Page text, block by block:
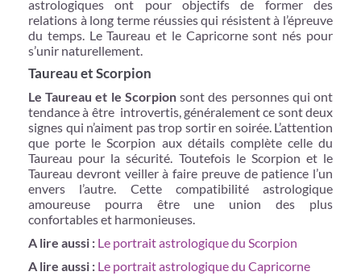
astrologiques ont pour objectifs de former des
relations à long terme réussies qui résistent à l’épreuve
du temps. Le Taureau et le Capricorne sont nés pour
s’unir naturellement.
Taureau et Scorpion
Le Taureau et le Scorpionsont des personnes qui ont
tendance à être introvertis, généralement ce sont deux
signes qui n’aiment pas trop sortir en soirée. L’attention
que porte le Scorpion aux détails complète celle du
Taureau pour la sécurité. Toutefois le Scorpion et le
Taureau devront veiller à faire preuve de patience l’un
envers l’autre. Cette compatibilité astrologique
amoureuse pourra être une union des plus
confortables et harmonieuses.
A lire aussi : Le portrait astrologique du Scorpion
A lire aussi : Le portrait astrologique du Capricorne